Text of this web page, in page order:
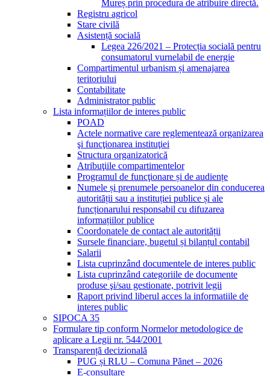
Mureș prin procedura de atribuire directă.
Registru agricol
Stare civilă
Asistență socială
Legea 226/2021 – Protecția socială pentru
consumatorul vurnelabil de energie
Compartimentul urbanism și amenajarea
teritoriului
Contabilitate
Administrator public
Lista informațiilor de interes public
POAD
Actele normative care reglementează organizarea
şi funcţionarea instituţiei
Structura organizatorică
Atribuţiile compartimentelor
Programul de funcţionare și de audiențe
Numele și prenumele persoanelor din conducerea
autorității sau a instituției publice și ale
funcționarului responsabil cu difuzarea
informațiilor publice
Coordonatele de contact ale autorității
Sursele financiare, bugetul și bilanțul contabil
Salarii
Lista cuprinzând documentele de interes public
Lista cuprinzând categoriile de documente
produse şi/sau gestionate, potrivit legii
Raport privind liberul acces la informatiile de
interes public
SIPOCA 35
Formulare tip conform Normelor metodologice de
aplicare a Legii nr. 544/2001
Transparență decizională
PUG și RLU – Comuna Pănet – 2026
E-consultare